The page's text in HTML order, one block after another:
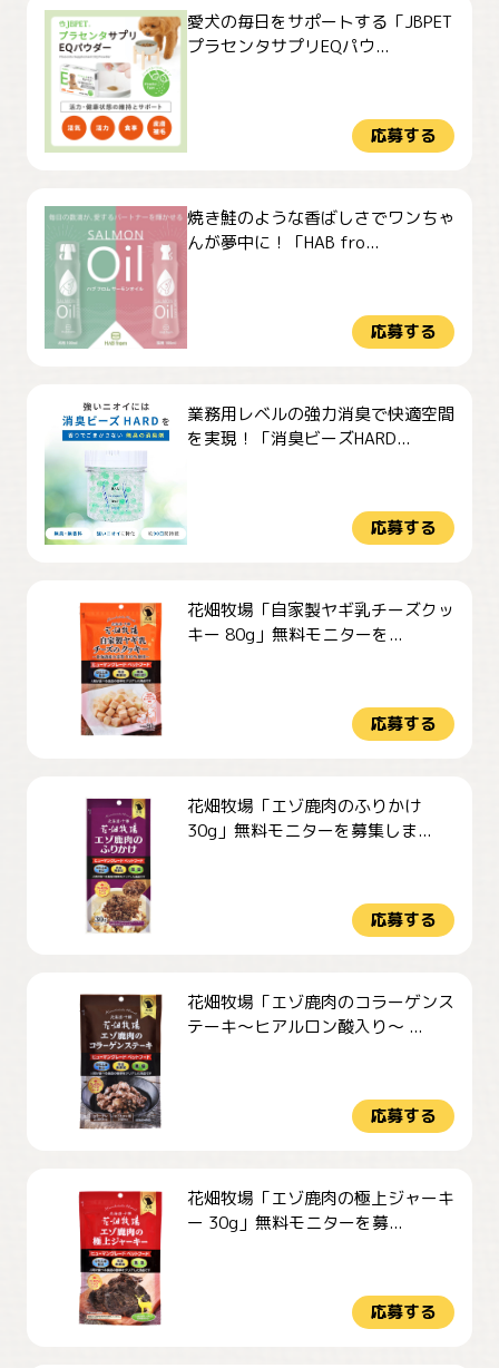
愛犬の毎日をサポートする「JBPET
プラセンタサプリEQパウ...
応募する
焼き鮭のような香ばしさでワンちゃ
んが夢中に！「HAB fro...
応募する
業務用レベルの強力消臭で快適空間
を実現！「消臭ビーズHARD...
応募する
花畑牧場「自家製ヤギ乳チーズクッ
キー 80g」無料モニターを...
応募する
花畑牧場「エゾ鹿肉のふりかけ
30g」無料モニターを募集しま...
応募する
花畑牧場「エゾ鹿肉のコラーゲンス
テーキ～ヒアルロン酸入り～ ...
応募する
花畑牧場「エゾ鹿肉の極上ジャーキ
ー 30g」無料モニターを募...
応募する